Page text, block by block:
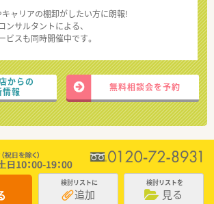
キャリアの棚卸がしたい方に朗報!
ンサルタントによる、
ビスも同時開催中です。
からの
情報
無料相談会を予約
検討リストに
追加
検討リストを
見る